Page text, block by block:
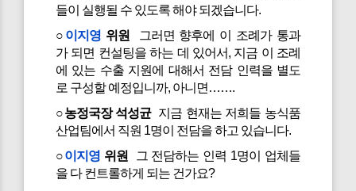
들이 실행될 수 있도록 해야 되겠습니다.
○ 이지영위원
그러면 향후에 이 조례가 통과
가 되면 컨설팅을 하는 데 있어서, 지금 이 조례
에 있는 수출 지원에 대해서 전담 인력을 별도
로 구성할 예정입니까, 아니면…….
○농정국장 석성균지금 현재는 저희들 농식품
산업팀에서 직원 1명이 전담을 하고 있습니다.
○이지영위원
그 전담하는 인력 1명이 업체들
을 다 컨트롤하게 되는 건가요?